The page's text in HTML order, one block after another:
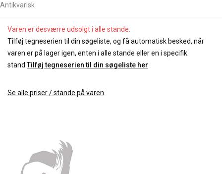
Antikvarisk
Varen er desværre udsolgt i alle stande.
Tilføj tegneserien til din søgeliste, og få automatisk besked, når
varen er på lager igen, enten i alle stande eller en i specifik
stand. Tilføj tegneserien til din søgeliste her
Se alle priser / stande på varen